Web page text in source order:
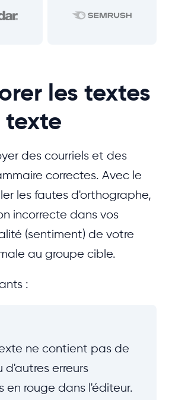
les textes
texte
des courriels et des
correctes. Avec le
les fautes d'orthographe,
incorrecte dans vos
(sentiment) de votre
au groupe cible.
:
ne contient pas de
erreurs
en rouge dans l'éditeur.